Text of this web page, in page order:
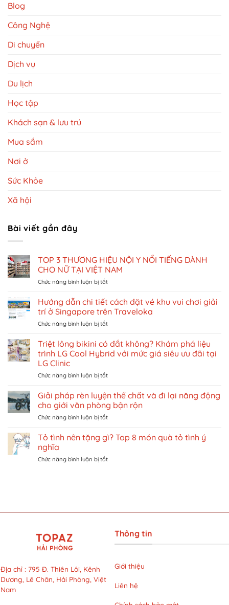
Blog
Công Nghệ
Di chuyển
Dịch vụ
Du lịch
Học tập
Khách sạn & lưu trú
Mua sắm
Nơi ở
Sức Khỏe
Xã hội
Bài viết gần đây
TOP 3 THƯƠNG HIỆU NỘI Y NỔI TIẾNG DÀNH
CHO NỮ TẠI VIỆT NAM
Chức năng bình luận bị tắtở
THƯƠNG
HIỆU
NỘI
NỔI
TIẾNG
NỮ
VIỆT
NAM
Hướng dẫn chi tiết cách đặt vé khu vui chơi giải
trí ở Singapore trên Traveloka
Chức năng bình luận bị tắtở
dẫn
chi
tiết
đặt
khu
vui
chơi
giải
ở
Traveloka
Triệt lông bikini có đắt không? Khám phá liệu
trình LG Cool Hybrid với mức giá siêu ưu đãi tại
LG Clinic
Chức năng bình luận bị tắtở
lông
bikini
có
đắt
Khám
trình
giá
Clinic
Giải pháp rèn luyện thể chất và đi lại năng động
cho giới văn phòng bận rộn
Chức năng bình luận bị tắtở
pháp
thể
động
giới
văn
rộn
Tỏ tình nên tặng gì? Top 8 món quà tỏ tình ý
nghĩa
Chức năng bình luận bị tắtở
Top
quà
Địa chỉ : 795 Đ. Thiên Lôi, Kênh
Dương, Lê Chân, Hải Phòng, Việt
Nam
Thông tin
Giới thiệu
Liên hệ